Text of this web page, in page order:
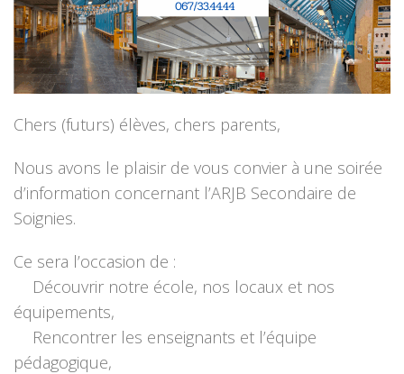
Chers (futurs) élèves, chers parents,
Nous avons le plaisir de vous convier à une soirée
d’information concernant l’ARJB Secondaire de
Soignies.
Ce sera l’occasion de :
Découvrir notre école, nos locaux et nos
équipements,
Rencontrer les enseignants et l’équipe
pédagogique,